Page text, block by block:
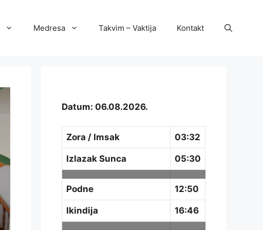
Medresa Takvim – Vaktija Kontakt
Datum: 06.08.2026.
Zora / Imsak 03:32
Izlazak Sunca 05:30
Podne 12:50
Ikindija 16:46